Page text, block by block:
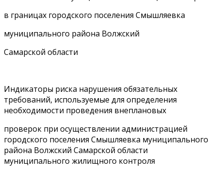
в границах городского поселения Смышляевка
муниципального района Волжский
Самарской области
Индикаторы риска нарушения обязательных
требований, используемые для определения
необходимости проведения внеплановых
проверок при осуществлении администрацией
городского поселения Смышляевка муниципального
района Волжский Самарской области
муниципального жилищного контроля